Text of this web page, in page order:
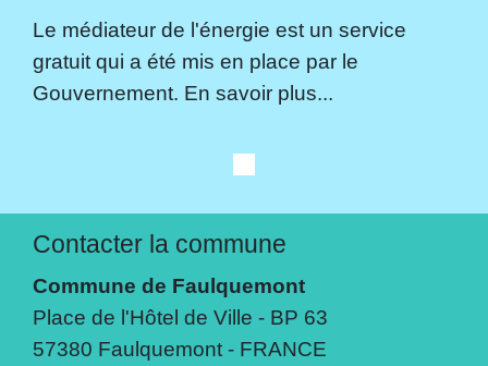
Le médiateur de l'énergie est un service
gratuit qui a été mis en place par le
Gouvernement. En savoir plus...
Contacter la commune
Commune de Faulquemont
Place de l'Hôtel de Ville - BP 63
57380 Faulquemont - FRANCE